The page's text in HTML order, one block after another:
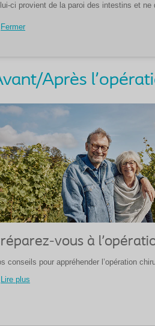
ci provient de la paroi des intestins et ne
Fermer
Après
vous à
conseils pour appréhender l’opération
Lire plus